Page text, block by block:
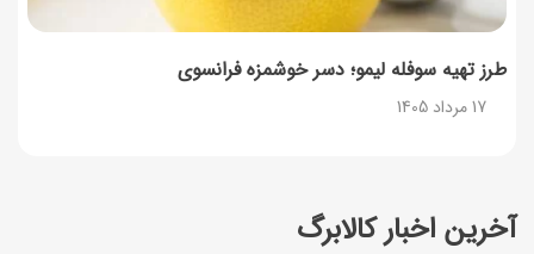
آخرین اخبار کالابرگ
طرز تهیه سوفله لیمو؛ دسر خوشمزه فرانسوی
17 مرداد 1405